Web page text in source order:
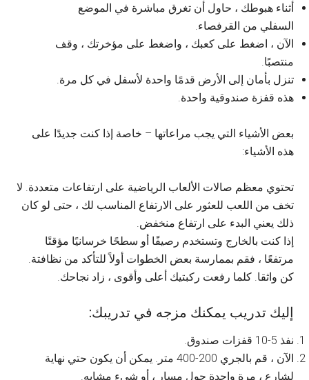
أثناء هبوطك ، حاول أن تغرق مباشرة في الموضع
السفلي من القرفصاء.
الآن ، اضغط على كعبك ، واضغط على مؤخرتك ، وقف
منتصبًا.
تنزل بأمان إلى الأرض قدمًا واحدة لأسفل في كل مرة.
هذه قفزة صندوقية واحدة.
بعض الأشياء التي يجب مراعاتها – خاصة إذا كنت جديدًا على
هذه الأشياء:
تحتوي معظم صالات الألعاب الرياضية على ارتفاعات متعددة. لا
تخف من اللعب للعثور على الارتفاع المناسب لك ، حتى لو كان
ذلك يعني البدء على ارتفاع منخفض.
إذا كنت بالخارج وتستخدم رصيفًا أو سطحًا خرسانيًا مؤقتًا
مرتفعًا ، فقم بممارسة بعض الخطوات أولاً للتأكد من نظافتة.
كن واثقا. كلما رفعت ركبتيك أعلى وأقوى ، زاد نجاحك.
إليك تدريب يمكنك مزجه في تدريبك:
نفذ 5-10 قفزات صندوق.
الآن ، قم بالجري 200-400 متر. يمكن أن يكون حتي نهاية
لشارع ، مرة واحدة حول مسار ، أو شيء مشابه.